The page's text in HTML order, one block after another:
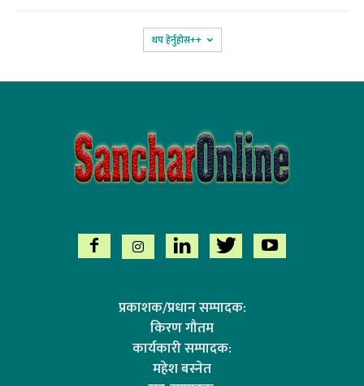
थप हेर्नुहोस‌++
प्रकाशक/प्रधान सम्पादक:
किरण गौतम
कार्यकारी सम्पादक:
महेश बस्नेत